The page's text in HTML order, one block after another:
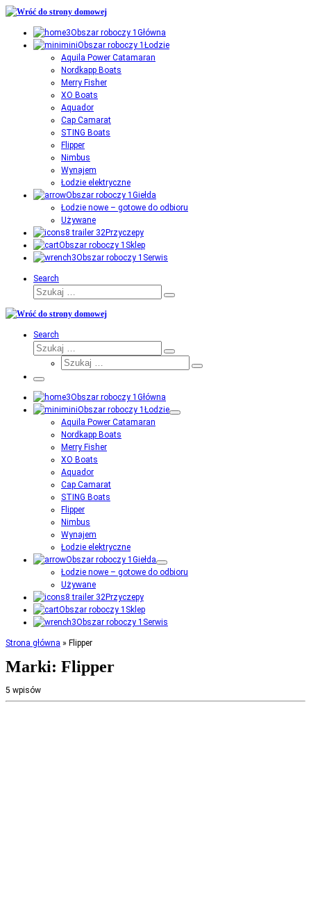
Przejdź
treści
Główna
Łodzie
Aquila Power Catamaran
Nordkapp Boats
Merry Fisher
XO Boats
Aquador
Cap Camarat
STING Boats
Flipper
Nimbus
Wynajem
Łodzie elektryczne
Giełda
Łodzie nowe – gotowe do odbioru
Używane
Przyczepy
Sklep
Serwis
Search
Szukaj
Szukaj
Search
Szukaj
Szukaj
Szukaj
Szukaj
Menu
Główna
Łodzie
Aquila Power Catamaran
Nordkapp Boats
Merry Fisher
XO Boats
Aquador
Cap Camarat
STING Boats
Flipper
Nimbus
Wynajem
Łodzie elektryczne
Giełda
Łodzie nowe – gotowe do odbioru
Używane
Przyczepy
Sklep
Serwis
Strona główna » Flipper
Marki: Flipper
5 wpisów